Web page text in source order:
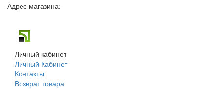
Адрес магазина:
Личный кабинет
Личный Кабинет
Контакты
Возврат товара